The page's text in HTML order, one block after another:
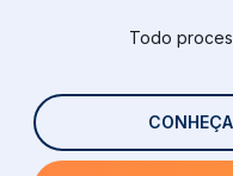
Todo